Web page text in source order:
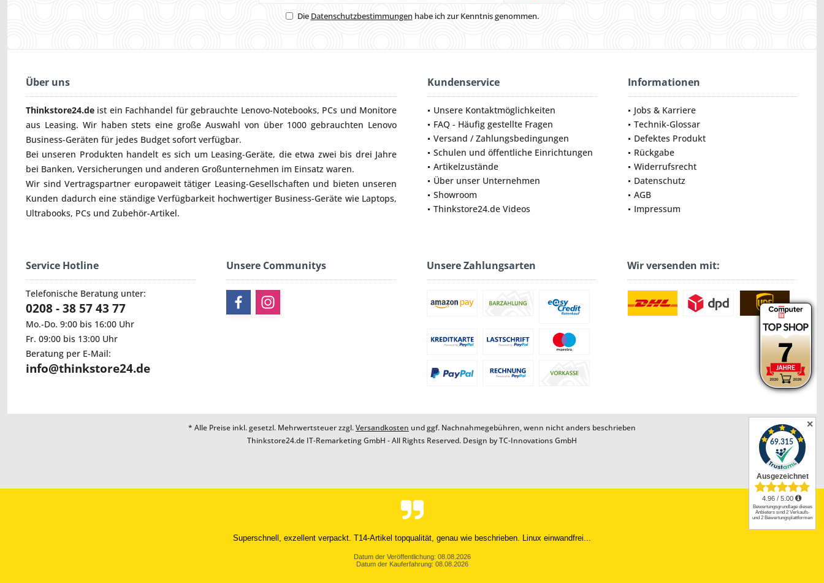
Die Datenschutzbestimmungen habe ich zur Kenntnis genommen.
Über uns
Thinkstore24.de ist ein Fachhandel für gebrauchte Lenovo-Notebooks, PCs und Monitore
aus Leasing. Wir haben stets eine große Auswahl von über 1000 gebrauchten Lenovo
Business-Geräten für jedes Budget sofort verfügbar.
Bei unseren Produkten handelt es sich um Leasing-Geräte, die etwa zwei bis drei Jahre
bei Banken, Versicherungen und anderen Großunternehmen im Einsatz waren.
Wir sind Vertragspartner europaweit tätiger Leasing-Gesellschaften und bieten unseren
Kunden dadurch eine ständige Verfügbarkeit hochwertiger Business-Geräte wie Laptops,
Ultrabooks, PCs und Zubehör-Artikel.
Kundenservice
Unsere Kontaktmöglichkeiten
FAQ - Häufig gestellte Fragen
Versand / Zahlungsbedingungen
Schulen und öffentliche Einrichtungen
Artikelzustände
Über unser Unternehmen
Showroom
Thinkstore24.de Videos
Informationen
Jobs & Karriere
Technik-Glossar
Defektes Produkt
Rückgabe
Widerrufsrecht
Datenschutz
AGB
Impressum
Service Hotline
Telefonische Beratung unter:
0208 - 38 57 43 77
Mo.-Do. 9:00 bis 16:00 Uhr
Fr. 09:00 bis 13:00 Uhr
Beratung per E-Mail:
info@thinkstore24.de
Unsere Communitys Unsere Zahlungsarten Wir versenden mit:
* Alle Preise inkl. gesetzl. Mehrwertsteuer zzgl.Versandkosten und ggf. Nachnahmegebühren, wenn nicht anders beschrieben
Thinkstore24.de IT-Remarketing GmbH - All Rights Reserved. Design byTC-Innovations GmbH
Die Lieferung war sehr schnell und die Qualität war entsprechend der Darstellung
Datum der Veröffentlichung: 08.08.2026
Datum der Kauferfahrung: 28.07.2026
✕